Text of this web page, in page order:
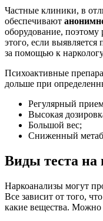
Частные клиники, в
обеспечивают
оборудование, поэтому
этого, если выявляется
за помощью к
Психоактивные
дольше при
Регулярный
Высокая
Большой вес;
Сниженный
Виды теста на
Наркоанализы могут
Все зависит от того,
какие вещества. Можно